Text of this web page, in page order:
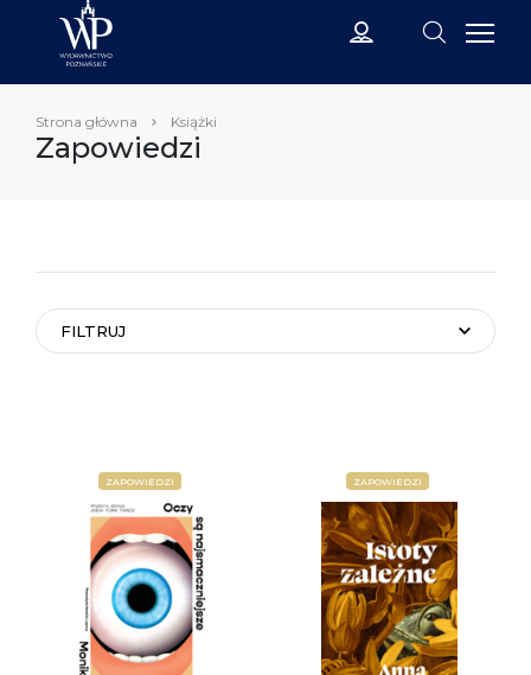
Strona główna Książki
Zapowiedzi
FILTRUJ
ZAPOWIEDZI ZAPOWIEDZI